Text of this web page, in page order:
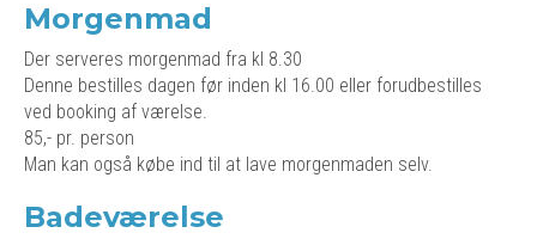
Morgenmad
Der serveres morgenmad fra kl 8.30
Denne bestilles dagen før inden kl 16.00 eller forudbestilles
ved booking af værelse.
85,- pr. person
Man kan også købe ind til at lave morgenmaden selv.
Badeværelse